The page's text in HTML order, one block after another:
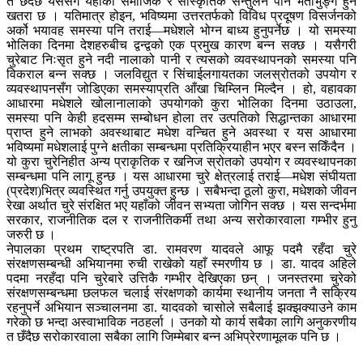
खतरा छ । यतिमात्र होइन, भविष्यमा उत्तरतर्फको विविध प्रदूषण विसर्जनको
अर्को भयावह समस्या पनि तराई—मधेशले भोग्न बाध्य हुनुपर्नेछ । यो समस्या
भोलिका दिनमा देशहरुबीच द्वन्द्वको एक प्रमुख कारण बन्न सक्छ । यसैगरी
चुरेबाट निःसृत हुने नदी नालाको पानी र त्यसको व्यवस्थापनको समस्या पनि
विकराल बन्न सक्छ । जलविद्युत र सिंचाईलगायतका जलस्रोतको उपयोग र
व्यवस्थापनसँग जोडिएका समस्याप्रति आँखा चिम्लिन मिल्दैन । हो, वहावका
आधारमा मधेशले खोलानालाको उपयोगको कुरा भोलिका दिनमा उठाउला,
समस्या पनि केही हदसम्म सम्बोधन होला तर उत्पतिको सिद्धान्तका आधारमा
प्राप्त हुने लाभको अवस्थाबाट मधेश वन्चित हुने अवस्था र यस आधारमा
भविष्यमा मधेशलाई पुग्ने क्षतीका सम्बन्धमा प्रतिक्रियाहीन भएर बस्न सकिँदैन ।
यो कुरा चुरेनिहीत अन्य प्राकृतिक र खनिज स्रोतको उपयोग र व्यवस्थापनका
सम्बन्धमा पनि लागू हुन्छ । यस आधारमा चुरे क्षेत्रलाई तराई—मधेश संघीयता
(प्रदेश)भित्र व्यवस्थित गर्नु उपयुक्त हुन्छ । सबैभन्दा ठूलो कुरा, मधेशको जीवन
रेखा अर्थात चुरे संरक्षित भए यहाँको जीवन सभ्यता जोगिन सक्छ । यस सन्दर्भमा
सरकार, राजनीतिक दल र राजनीतिकर्मी तथा अन्य सरोकारवाला गम्भीर हुनु
जरुरी छ ।
नेपालका प्रथम राष्ट्रपति डा. रामवरण यादवले आफू पदमै रहँदा चुरे
संरक्षणसम्बन्धी अभियानमा रुची राखेको यहाँ स्मरणीय छ । डा. यादव अहिले
पदमा नरहँदा पनि चुरेबारे उत्तिकै गम्भीर देखिएका छन् । जनस्तरमा चुरेको
संरक्षणसम्बन्धमा छलफल चलाई संरक्षणको कार्यमा स्थानीय जनता नै सक्रिय
रहनुपर्ने अभियान सञ्चालनमा डा. यादवको चासोले सबैलाई झक्झक्याउने काम
गरेको छ भन्दा अस्वाभाविक नठहर्ला । उनको यो कार्य सबैका लागि अनुकरणीय
त छँदैछ सरोकारवाला सबैका लागि जिम्मेबार बन्न अभिप्रेरणामूलक पनि छ ।